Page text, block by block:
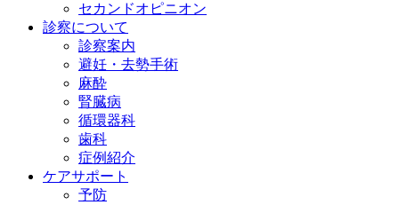
セカンドオピニオン
診察について
診察案内
避妊・去勢手術
麻酔
腎臓病
循環器科
歯科
症例紹介
ケアサポート
予防